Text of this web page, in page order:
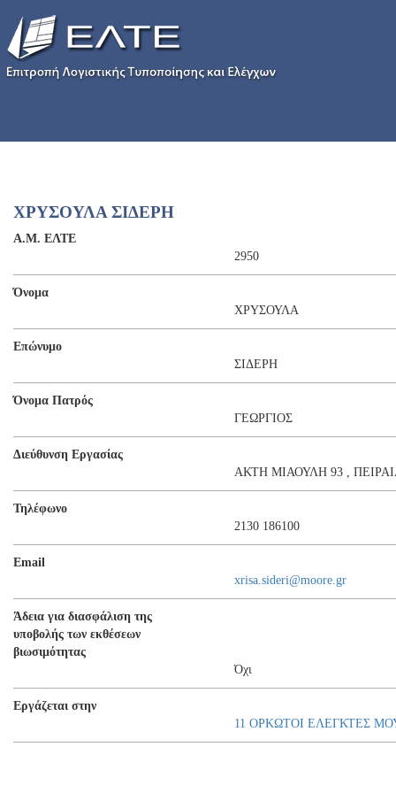
ΧΡΥΣΟΥΛΑ ΣΙΔΕΡΗ
Α.Μ. ΕΛΤΕ
2950
Όνομα
ΧΡΥΣΟΥΛΑ
Επώνυμο
ΣΙΔΕΡΗ
Όνομα Πατρός
ΓΕΩΡΓΙΟΣ
Διεύθυνση Εργασίας
ΑΚΤΗ ΜΙΑΟΥΛΗ 93 ,
Τηλέφωνο
2130 186100
Email
xrisa.sideri@moore.gr
Άδεια για διασφάλιση της
υποβολής των εκθέσεων
βιωσιμότητας
Όχι
Εργάζεται στην
11 ΟΡΚΩΤΟΙ ΕΛΕΓΚΤΕΣ